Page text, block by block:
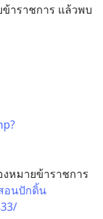
าราชการ แล้วพบ
งหมายข้าราชการ
อนปักดิ้น